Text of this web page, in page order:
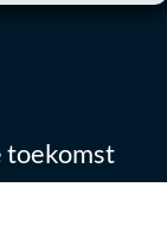
toekomst